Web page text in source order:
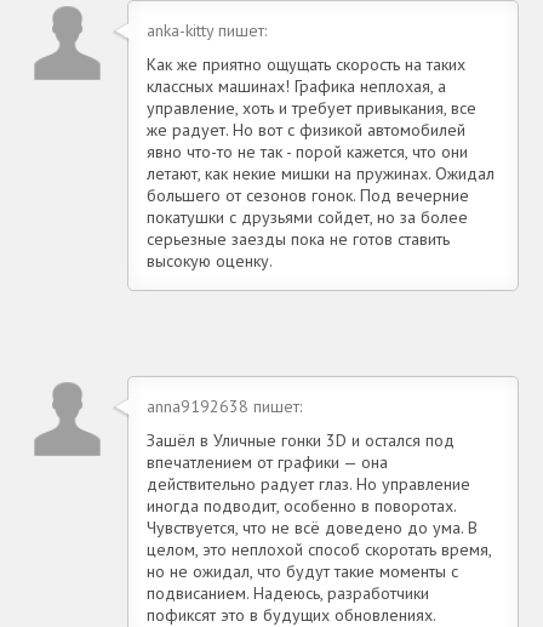
anka-kitty пишет:
Как же приятно ощущать скорость на таких
классных машинах! Графика неплохая, а
управление, хоть и требует привыкания, все
же радует. Но вот с физикой автомобилей
явно что-то не так - порой кажется, что они
летают, как некие мишки на пружинах. Ожидал
большего от сезонов гонок. Под вечерние
покатушки с друзьями сойдет, но за более
серьезные заезды пока не готов ставить
высокую оценку.
anna9192638 пишет:
Зашёл в Уличные гонки 3D и остался под
впечатлением от графики — она
действительно радует глаз. Но управление
иногда подводит, особенно в поворотах.
Чувствуется, что не всё доведено до ума. В
целом, это неплохой способ скоротать время,
но не ожидал, что будут такие моменты с
подвисанием. Надеюсь, разработчики
пофиксят это в будущих обновлениях.